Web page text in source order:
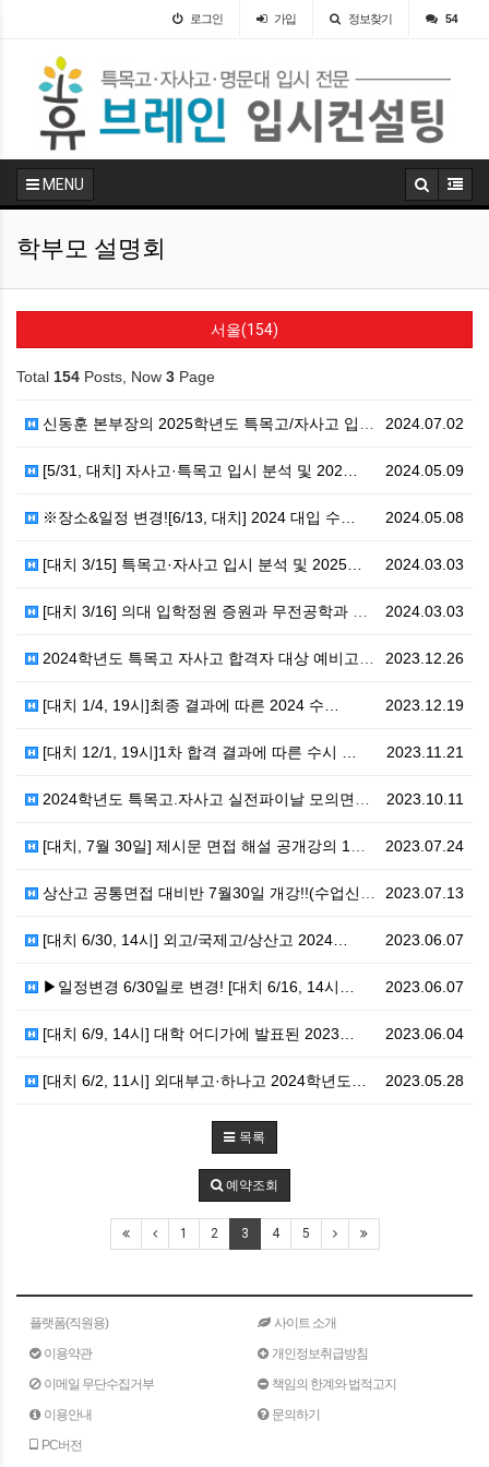
로그인 가입 정보찾기 54
MENU
학부모 설명회
서울(154)
Total 154 Posts, Now 3 Page
2024.07.02
신동훈 본부장의 2025학년도 특목고/자사고 입시 분석…
2024.05.09
[5/31, 대치] 자사고·특목고 입시 분석 및 202…
2024.05.08
※장소&일정 변경![6/13, 대치] 2024 대입 수…
2024.03.03
[대치 3/15] 특목고·자사고 입시 분석 및 2025…
2024.03.03
[대치 3/16] 의대 입학정원 증원과 무전공학과 확대…
2023.12.26
2024학년도 특목고 자사고 합격자 대상 예비고1 설…
2023.12.19
[대치 1/4, 19시]최종 결과에 따른 2024 수…
2023.11.21
[대치 12/1, 19시]1차 합격 결과에 따른 수시 …
2023.10.11
2024학년도 특목고.자사고 실전파이날 모의면접 실시 …
2023.07.24
[대치, 7월 30일] 제시문 면접 해설 공개강의 1탄…
2023.07.13
상산고 공통면접 대비반 7월30일 개강!!(수업신청)
2023.06.07
[대치 6/30, 14시] 외고/국제고/상산고 2024…
2023.06.07
▶일정변경 6/30일로 변경! [대치 6/16, 14시…
2023.06.04
[대치 6/9, 14시] 대학 어디가에 발표된 2023…
2023.05.28
[대치 6/2, 11시] 외대부고·하나고 2024학년도…
목록
예약조회
1 2 3 4 5
플랫폼(직원용)
사이트 소개
이용약관
개인정보취급방침
이메일 무단수집거부
책임의 한계와 법적고지
이용안내
문의하기
PC버전